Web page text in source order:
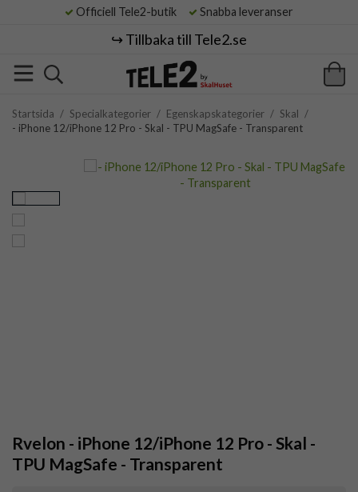
Officiell Tele2-butik Snabba leveranser
↪️ Tillbaka till Tele2.se
Startsida / Specialkategorier / Egenskapskategorier / Skal /
- iPhone 12/iPhone 12 Pro - Skal - TPU MagSafe - Transparent
Rvelon - iPhone 12/iPhone 12 Pro - Skal -
TPU MagSafe - Transparent